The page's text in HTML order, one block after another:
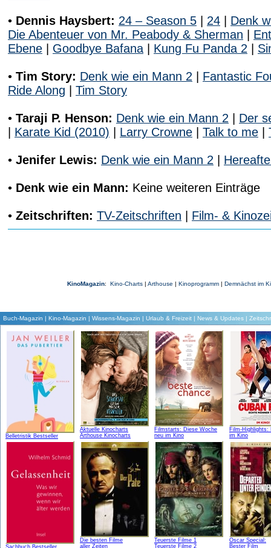
• Dennis Haysbert: 24 – Season 5 24
Denk
Die Abenteuer von Mr. Peabody & Sherman
Ebene
Goodbye Bafana Kung Fu Panda 2
• Tim Story: Denk wie ein Mann 2
Fantastic
Ride Along
Tim Story
• Taraji P. Henson: Denk wie ein Mann 2
Der
Karate Kid (2010) Larry Crowne Talk to me
• Jenifer Lewis: Denk wie ein Mann 2
• Denk wie ein Mann: Keine weiteren Einträge
• Zeitschriften: TV-Zeitschriften Film- &
KinoMagazin: Kino-Charts| Arthouse | Kinoprogramm| Demnächst im
Buch-Magazin | Kino-Magazin | Wissens-Magazin | Urlaub & Freizeit | News & Updates |
Belletristik Bestseller
Aktuelle Kinocharts
Arthouse Kinocharts
Filmstarts: Diese Woche
neu im Kino
Film-Highlights:
im Kino
Sachbuch Bestseller
Die besten Filme
aller Zeiten
Teuerste Filme 1
Teuerste Filme 2
Oscar Special:
Bester Film